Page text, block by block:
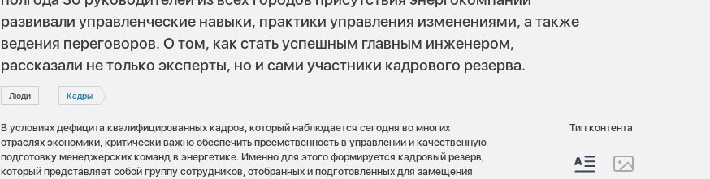
развивали управленческие навыки, практики управления изменениями, а также
ведения переговоров. О том, как стать успешным главным инженером,
рассказали не только эксперты, но и сами участники кадрового резерва.
Люди Кадры
В условиях дефицита квалифицированных кадров, который наблюдается сегодня во многих
отраслях экономики, критически важно обеспечить преемственность в управлении и качественную
подготовку менеджерских команд в энергетике. Именно для этого формируется кадровый резерв,
который представляет собой группу сотрудников, отобранных и подготовленных для замещения
Тип контента